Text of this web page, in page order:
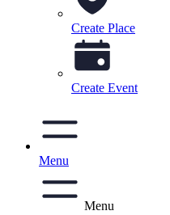
Create Place
Create Event
Menu
Menu